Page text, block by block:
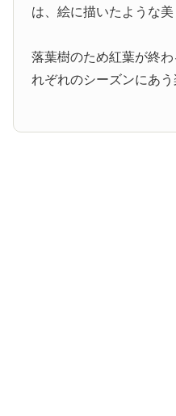
は、絵に描いたような美
落葉樹のため紅葉が終
れぞれのシーズンにあ